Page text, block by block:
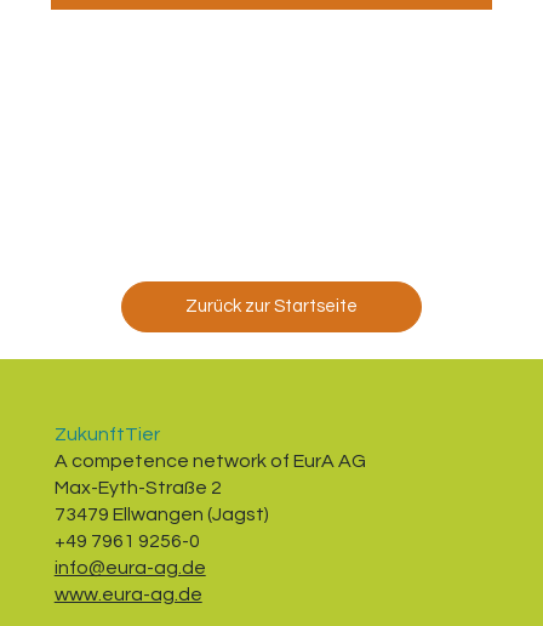
Zurück zur Startseite
ZukunftTier
A competence network of EurA AG
Max-Eyth-Straße 2
73479 Ellwangen (Jagst)
+49 7961 9256-0
info@eura-ag.de
www.eura-ag.de